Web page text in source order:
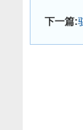
下一篇: